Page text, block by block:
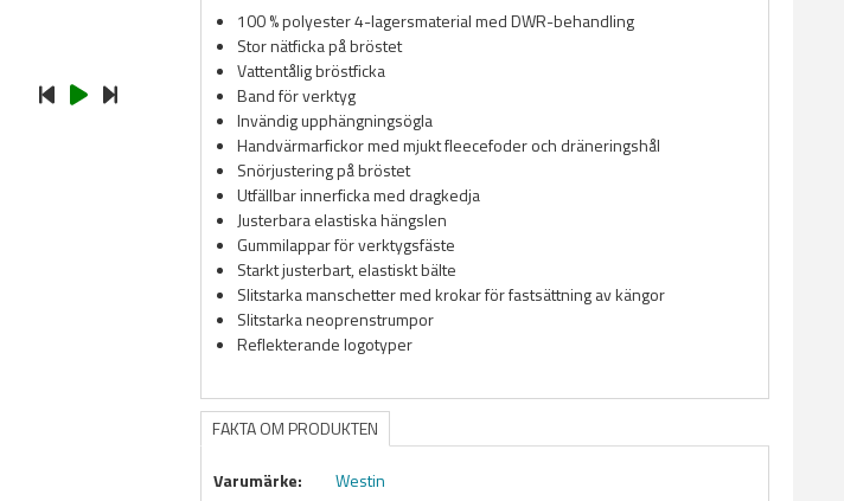
100 % polyester 4-lagersmaterial med DWR-behandling
Stor nätficka på bröstet
Vattentålig bröstficka
Band för verktyg
Invändig upphängningsögla
Handvärmarfickor med mjukt fleecefoder och dräneringshål
Snörjustering på bröstet
Utfällbar innerficka med dragkedja
Justerbara elastiska hängslen
Gummilappar för verktygsfäste
Starkt justerbart, elastiskt bälte
Slitstarka manschetter med krokar för fastsättning av kängor
Slitstarka neoprenstrumpor
Reflekterande logotyper
FAKTA OM PRODUKTEN
Varumärke:
Westin